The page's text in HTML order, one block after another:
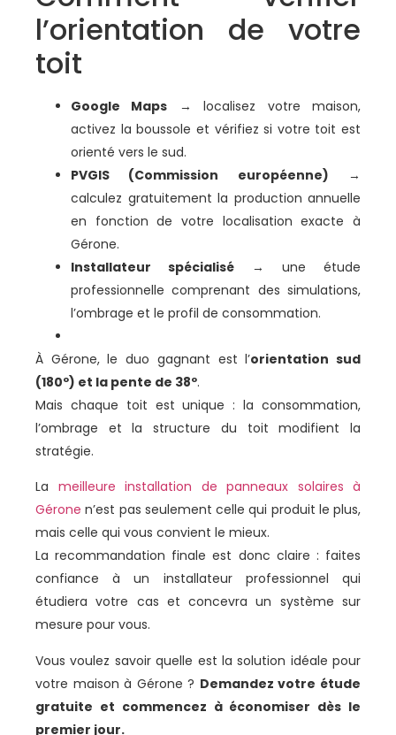
l’orientation de votre
toit
Google Maps → localisez votre maison,
activez la boussole et vérifiez si votre toit est
orienté vers le sud.
PVGIS (Commission européenne) →
calculez gratuitement la production annuelle
en fonction de votre localisation exacte à
Gérone.
Installateur spécialisé → une étude
professionnelle comprenant des simulations,
l’ombrage et le profil de consommation.
À Gérone, le duo gagnant est l’orientation sud
(180º) et la pente de 38º.
Mais chaque toit est unique : la consommation,
l’ombrage et la structure du toit modifient la
stratégie.
La meilleure installation de panneaux solaires à
Gérone n’est pas seulement celle qui produit le plus,
mais celle qui vous convient le mieux.
La recommandation finale est donc claire : faites
confiance à un installateur professionnel qui
étudiera votre cas et concevra un système sur
mesure pour vous.
Vous voulez savoir quelle est la solution idéale pour
votre maison à Gérone ? Demandez votre étude
gratuite et commencez à économiser dès le
premier jour.